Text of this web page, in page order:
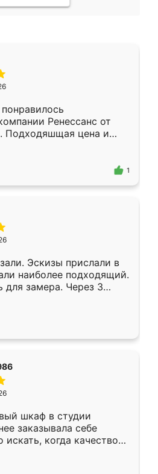
Ренессанс от
Подходяшщая цена и
Приехавший
Владислав
эскизу самый
1
Эскизы прислали в
наиболее подходящий.
для замера. Через 3
уже готова. Остались
Спасибо Ренессанс
работу!
шкаф в студии
заказывала себе
искать, когда качеством
кухня уже почти
нет.